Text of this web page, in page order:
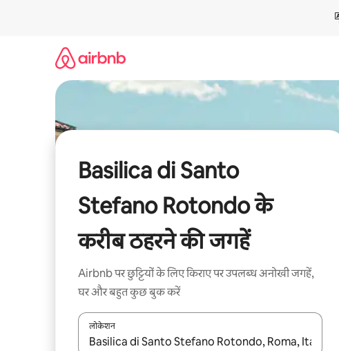
Basilica di Santo
Stefano Rotondo के
करीब ठहरने की जगहें
Airbnb पर छुट्टियों के लिए किराए पर उपलब्ध अनोखी जगहें,
घर और बहुत कुछ बुक करें
लोकेशन
नतीजों के उपलब्ध होने पर, अप और डाउन 'ऐरो की' का इस्तेमाल करके